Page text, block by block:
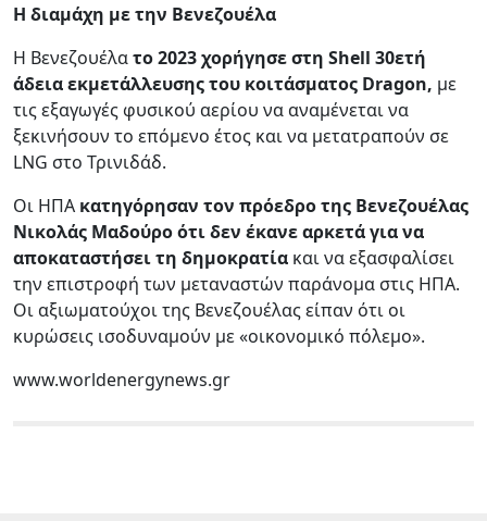
Η διαμάχη με την Βενεζουέλα
Η Βενεζουέλατο 2023 χορήγησε στη Shell 30ετή
άδεια εκμετάλλευσης του κοιτάσματος Dragon, με
τις εξαγωγές φυσικού αερίου να αναμένεται να
ξεκινήσουν το επόμενο έτος και να μετατραπούν σε
LNG στο Τρινιδάδ.
Οι ΗΠΑ κατηγόρησαν τον πρόεδρο της Βενεζουέλας
Νικολάς Μαδούρο ότι δεν έκανε αρκετά για να
αποκαταστήσει τη δημοκρατία και να εξασφαλίσει
την επιστροφή των μεταναστών παράνομα στις ΗΠΑ.
Οι αξιωματούχοι της Βενεζουέλας είπαν ότι οι
κυρώσεις ισοδυναμούν με «οικονομικό πόλεμο».
www.worldenergynews.gr